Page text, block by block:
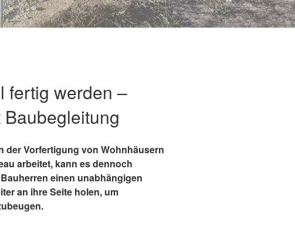
fertig werden –
der Vorfertigung von Wohnhäusern
arbeitet, kann es dennoch
einen unabhängigen
an ihre Seite holen, um